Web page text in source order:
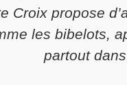
Croix propose
les bibelots,
partout